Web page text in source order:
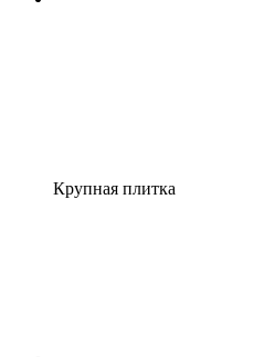
Крупная плитка